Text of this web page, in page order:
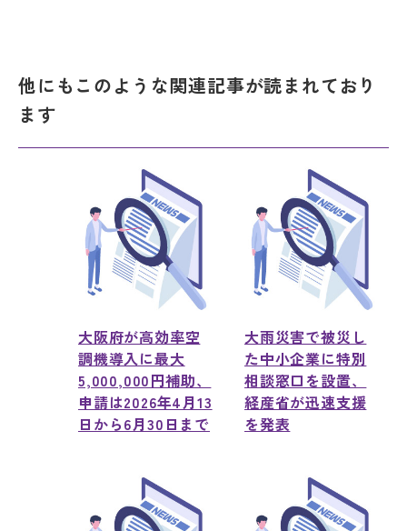
他にもこのような関連記事が読まれており
ます
大阪府が高効率空
調機導入に最大
5,000,000円補助、
申請は2026年4月13
日から6月30日まで
大雨災害で被災し
た中小企業に特別
相談窓口を設置、
経産省が迅速支援
を発表